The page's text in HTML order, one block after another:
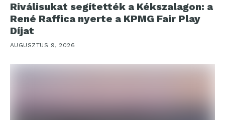
Riválisukat segítették a Kékszalagon: a
René Raffica nyerte a KPMG Fair Play
Díjat
AUGUSZTUS 9, 2026